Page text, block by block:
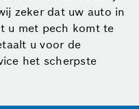
zeker dat uw auto in
u met pech komt te
u voor de
het scherpste